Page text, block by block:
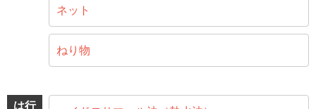
ネット
ねり物
は行